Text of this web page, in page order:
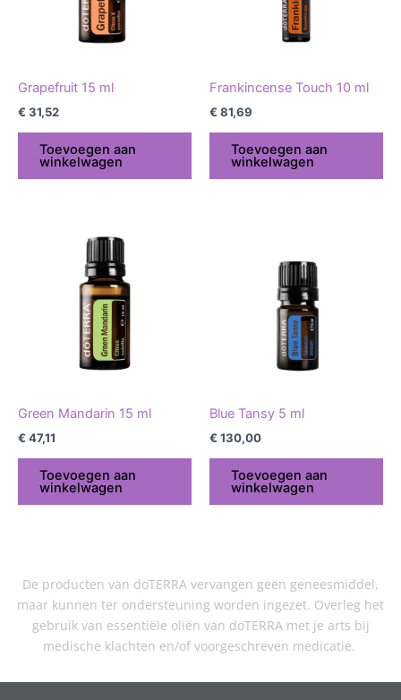
Grapefruit 15 ml
€ 31,52
Toevoegen aan
winkelwagen
Frankincense Touch 10 ml
€ 81,69
Toevoegen aan
winkelwagen
Green Mandarin 15 ml
€ 47,11
Toevoegen aan
winkelwagen
Blue Tansy 5 ml
€ 130,00
Toevoegen aan
winkelwagen
De producten van doTERRA vervangen geen geneesmiddel,
maar kunnen ter ondersteuning worden ingezet. Overleg het
gebruik van essentiële oliën van doTERRA met je arts bij
medische klachten en/of voorgeschreven medicatie.